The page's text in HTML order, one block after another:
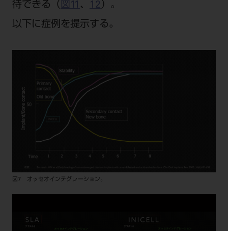
待できる（ 図11 、 12 ）。
以下に症例を提示する。
図7 オッセオインテグレーション。